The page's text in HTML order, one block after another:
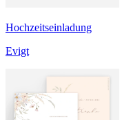
Hochzeitseinladung
Evigt